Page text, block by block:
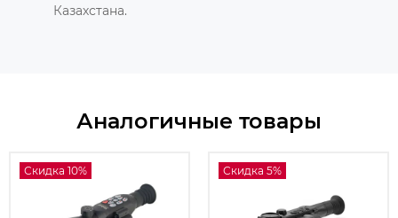
Казахстана.
Аналогичные товары
Скидка 10% Скидка 5%